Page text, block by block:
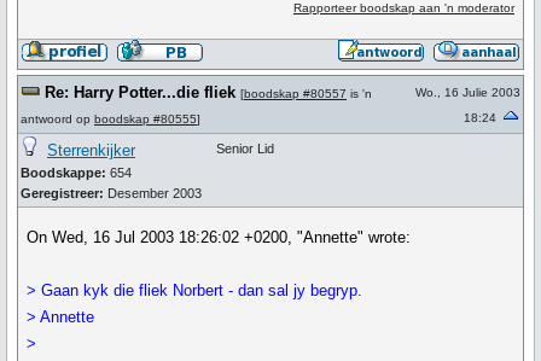
Rapporteer boodskap aan 'n moderator
Re: Harry Potter...die fliek [boodskap #80557 is 'n
antwoord op boodskap #80555]
Wo., 16 Julie 2003
18:24
Sterrenkijker
Boodskappe: 654
Geregistreer: Desember 2003
Senior Lid
On Wed, 16 Jul 2003 18:26:02 +0200, "Annette" wrote:
> Gaan kyk die fliek Norbert - dan sal jy begryp.
> Annette
>